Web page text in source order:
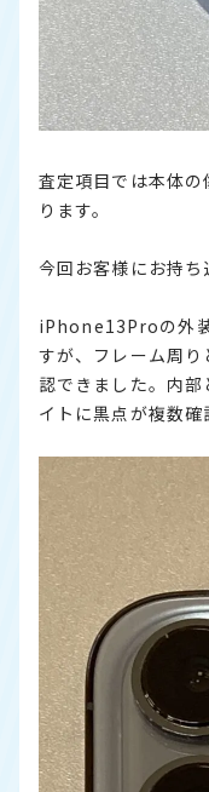
査定項目では本体
ります。
今回お客様にお持ち
iPhone13Proの外
すが、フレーム周
認できました。内
イトに黒点が複数確